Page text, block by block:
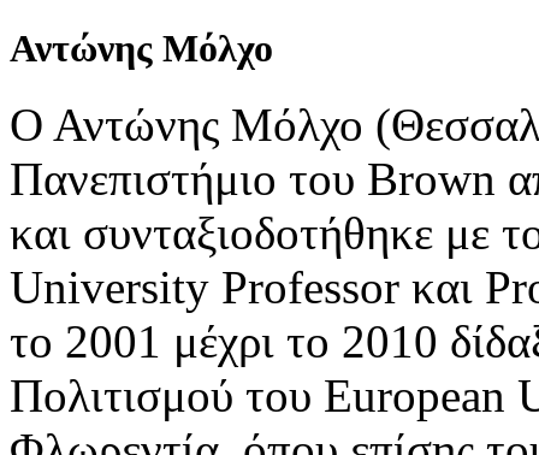
Αντώνης Μόλχο
Ο Αντώνης Μόλχο
Πανεπιστήμιο του Brown
και συνταξιοδοτήθηκε με
University Professor και
το 2001 μέχρι το 2010
Πολιτισμού του